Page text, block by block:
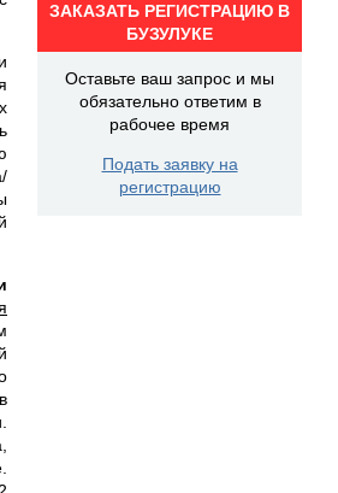
ЗАКАЗАТЬ РЕГИСТРАЦИЮ В
БУЗУЛУКЕ
Оставьте ваш запрос и мы
обязательно ответим в
рабочее время
Подать заявку на
регистрацию